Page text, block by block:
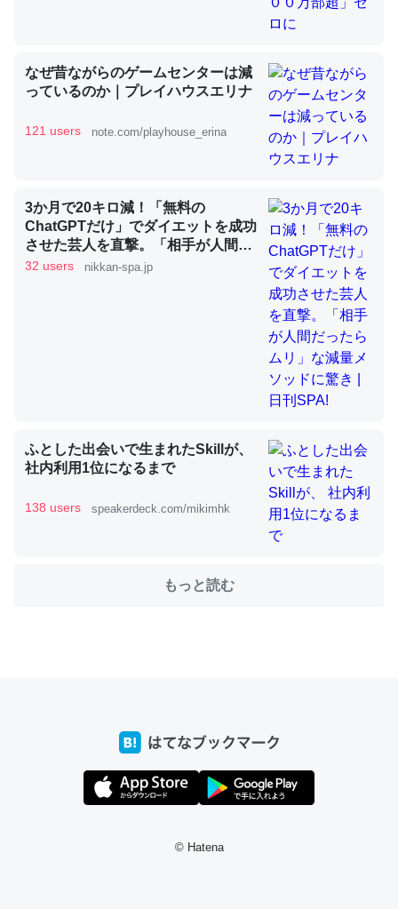
ずキチンを強化してる筈だが、酵素が違うのか？
ジになったり努力してるし。
─ニュース :: 【研究発表】昆虫学の大問題＝「昆虫はなぜ海にいな
いのか」に関する新仮説
ウチもEchoを実家に置いて４年。でたまに覗いてる。ぼ
ちぼちRingも置こうかと画策中。あと、Googleマップで
位置情報を共有してる。電池残量や充電中かが分かるので
─たまにLINEするくらいだった遠方の父67歳と僕。ITツール導入で
コミュニケーションが劇的に変化した｜tayorini by LIFULL介護
ちょうど同じ理由でEcho Show 8を設定中でした。Prime
私も3年前ぐらいに祖母の家に設置した。ポケットWifiみ
回線代ほとんどかからないですよ。参考：
なぜ昔ながらのゲームセンターは減
っているのか｜プレイハウスエリナ
121 users note.com/playhouse_erina
3か月で20キロ減！「無料の
ChatGPTだけ」でダイエットを成功
させた芸人を直撃。「相手が人間だ
ったらムリ」な減量メソッドに驚き
32 users nikkan-spa.jp
ふとした出会いで生まれたSkillが、
社内利用1位になるまで
138 users speakerdeck.com/mikimhk
もっと読む
© Hatena